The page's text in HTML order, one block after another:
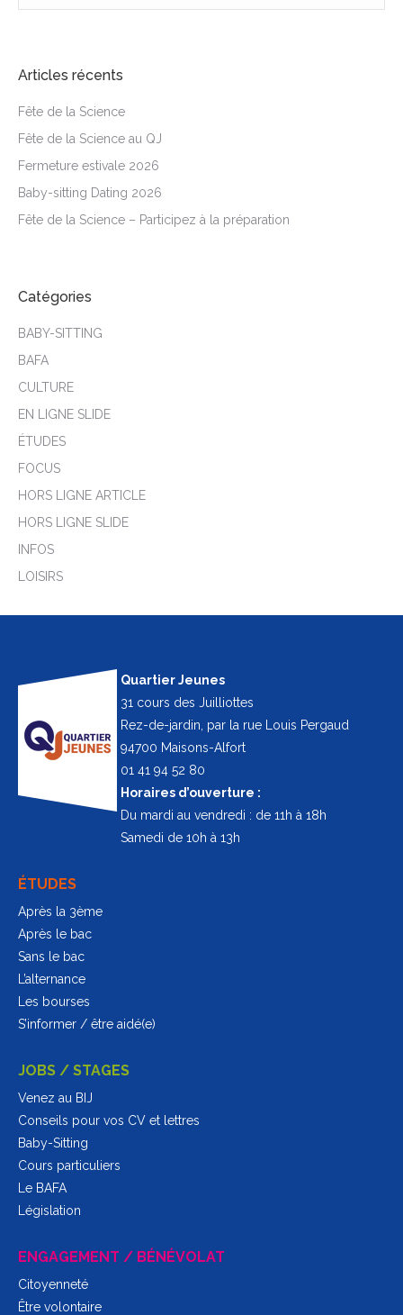
Articles récents
Fête de la Science
Fête de la Science au QJ
Fermeture estivale 2026
Baby-sitting Dating 2026
Fête de la Science – Participez à la préparation
Catégories
BABY-SITTING
BAFA
CULTURE
EN LIGNE SLIDE
ÉTUDES
FOCUS
HORS LIGNE ARTICLE
HORS LIGNE SLIDE
INFOS
LOISIRS
Quartier Jeunes
31 cours des Juilliottes
Rez-de-jardin, par la rue Louis Pergaud
94700 Maisons-Alfort
01 41 94 52 80
Horaires d’ouverture :
Du mardi au vendredi : de 11h à 18h
Samedi de 10h à 13h
ÉTUDES
Après la 3ème
Après le bac
Sans le bac
L’alternance
Les bourses
S’informer / être aidé(e)
JOBS / STAGES
Venez au BIJ
Conseils pour vos CV et lettres
Baby-Sitting
Cours particuliers
Le BAFA
Législation
ENGAGEMENT / BÉNÉVOLAT
Citoyenneté
Être volontaire